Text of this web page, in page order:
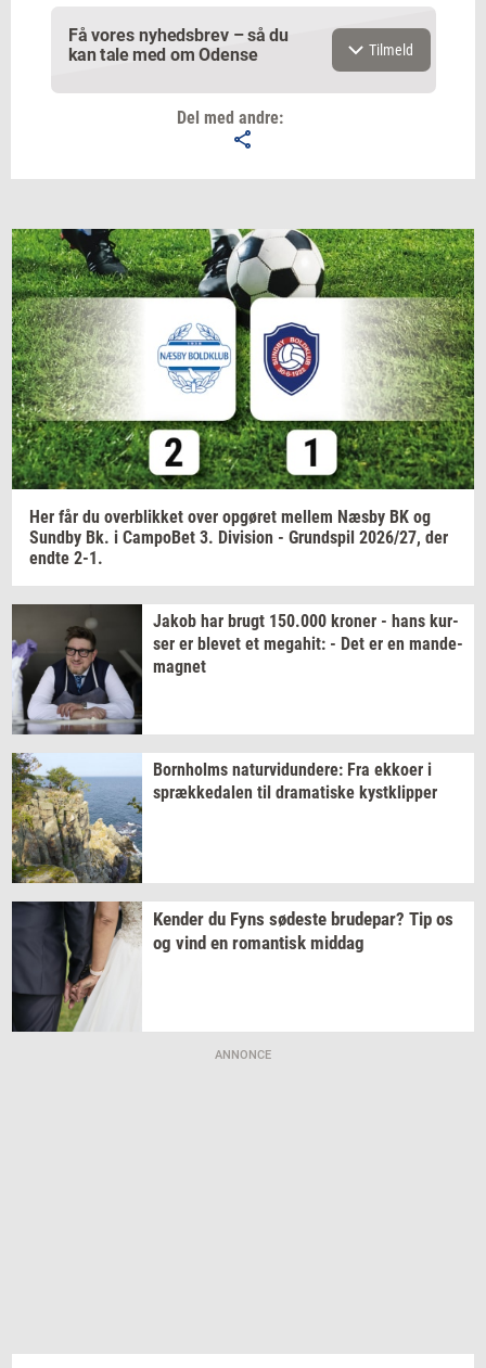
Få vores nyhedsbrev – så du
kan tale med om Odense
Navn
Jeg vil gerne modtage et nyhedsoverblik, samt
relevante tilbud og brugerfordele på mail. Det er altid
muligt at afmelde.
Privatlivspolitik.
Tilmeld
Del med andre:
Her får du over­blik­ket over op­gø­ret mel­lem Næsby BK og
Sund­by Bk. i Cam­po­Bet 3. Di­vi­sion - Grund­spil 2026/27, der
endte 2-1.
Jakob har brugt 150.000 kro­ner - hans kur­
ser er ble­vet et me­ga­hit: - Det er en mande-​
magnet
Born­holms na­tur­vi­dun­de­re: Fra ek­ko­er i
spræk­ke­da­len til dra­ma­ti­ske kyst­klip­per
Ken­der du Fyns sø­de­ste bru­de­par? Tip os
og vind en ro­man­tisk mid­dag
ANNONCE